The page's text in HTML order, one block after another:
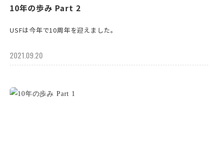
10年の歩み Part 2
USFは今年で10周年を迎えました。
2021.09.20